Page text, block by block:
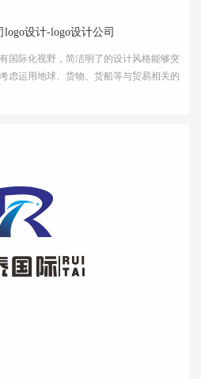
设计-logo设计公司
国际化视野，简洁明了的设计风格能够突
虑运用地球、货物、货船等与贸易相关的
出公司的国际化特点。